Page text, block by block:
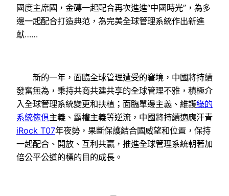
國度主席國，金磚一起配合再次進進“中國時光”，為多
邊一起配合打造典范，為完美全球管理系統作出新進
獻……
新的一年，面臨全球管理遭受的窘境，中國將持續
發奮無為，秉持共商共建共享的全球管理不雅，積極介
入全球管理系統變更和扶植；面臨單邊主義、維護綠的
系統傢俱主義、霸權主義等逆流，中國將持續適應汗青
iRock T07年夜勢，果斷保護結合國威望和位置，保持
一起配合、開放、互利共贏，推進全球管理系統朝著加
倍公平公道的標的目的成長。